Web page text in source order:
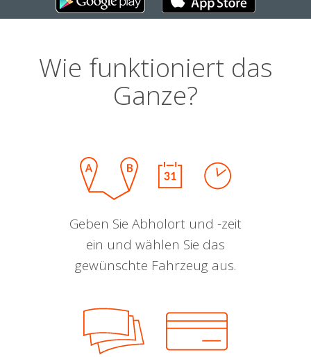
Wie funktioniert das
Ganze?
Geben Sie Abholort und -zeit
ein und wählen Sie das
gewünschte Fahrzeug aus.